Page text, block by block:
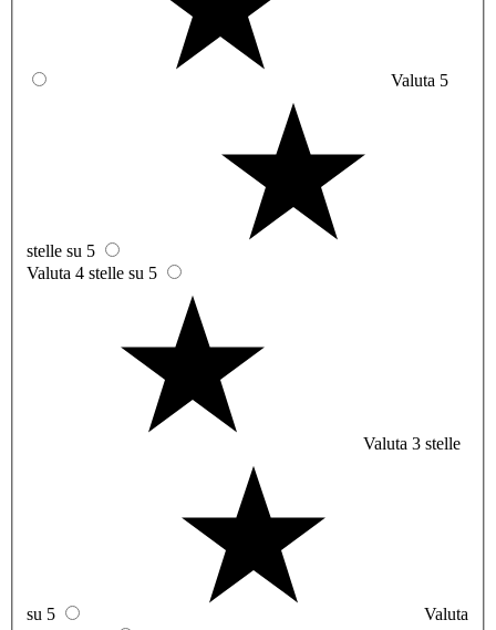
Valuta 5
stelle su 5
Valuta 4 stelle su 5
Valuta 3 stelle
su 5
Valuta